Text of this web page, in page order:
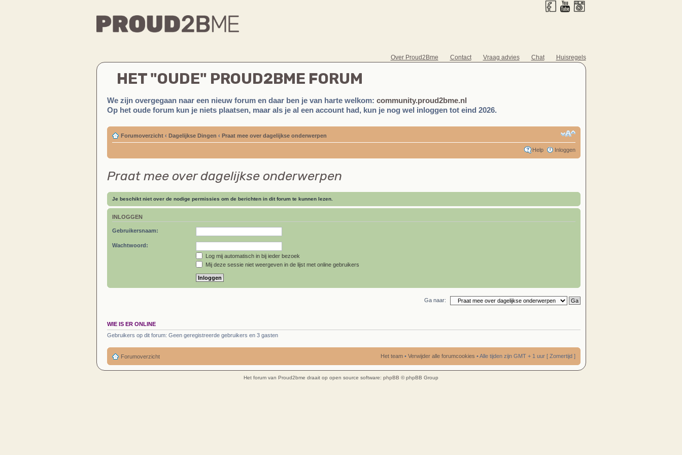
Over Proud2Bme Contact Vraag advies Chat Huisregels
HET "OUDE" PROUD2BME FORUM
We zijn overgegaan naar een nieuw forum en daar ben je van harte welkom: community.proud2bme.nl
Op het oude forum kun je niets plaatsen, maar als je al een account had, kun je nog wel inloggen tot eind 2026.
Forumoverzicht ‹ Dagelijkse Dingen ‹ Praat mee over dagelijkse onderwerpen
Help Inloggen
Praat mee over dagelijkse onderwerpen
Je beschikt niet over de nodige permissies om de berichten in dit forum te kunnen lezen.
INLOGGEN
Gebruikersnaam:
Wachtwoord:
Log mij automatisch in bij ieder bezoek
Mij deze sessie niet weergeven in de lijst met online gebruikers
Ga naar:
WIE IS ER ONLINE
Gebruikers op dit forum: Geen geregistreerde gebruikers en 3 gasten
Forumoverzicht Het team• Verwijder alle forumcookies • Alle tijden zijn GMT + 1 uur [ Zomertijd ]
Het forum van Proud2bme draait op open source software: phpBB © phpBB Group